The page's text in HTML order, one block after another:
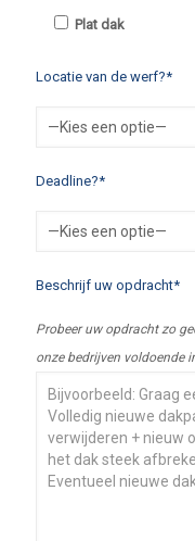
Plat dak
Locatie van de werf?*
Deadline?*
Beschrijf uw opdracht*
Probeer uw opdracht zo
onze bedrijven voldoende